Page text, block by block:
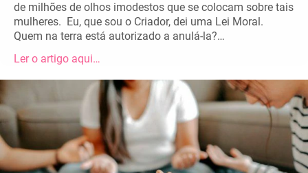
de milhões de olhos imodestos que se colocam sobre tais
mulheres. Eu, que sou o Criador, dei uma Lei Moral.
Quem na terra está autorizado a anulá-la?…
Ler o artigo aqui…